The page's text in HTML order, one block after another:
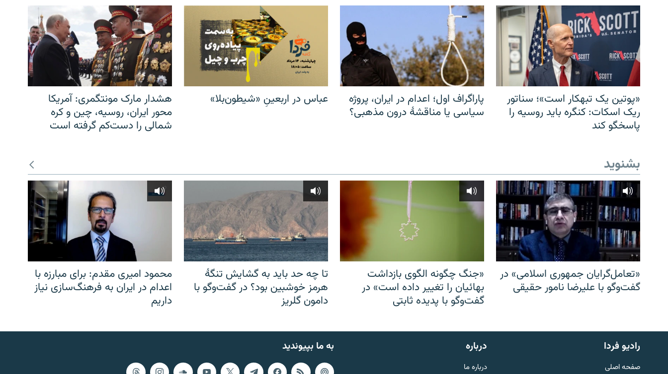
English
به ما بپیوندید
«پوتین یک تبهکار است»؛ سناتور
ریک اسکات: کنگره باید روسیه را
پاسخگو کند
پاراگراف اول؛ اعدام در ایران، پروژه
سیاسی یا مناقشهٔ درون مذهبی؟
عباس در اربعینِ «شیطون‌بلا»
هشدار مارک مونتگمری: آمریکا
محور ایران، روسیه، چین و کره
شمالی را دست‌کم گرفته است
بشنوید
«تعامل‌گرایان جمهوری اسلامی» در
گفت‌وگو با علیرضا نامور حقیقی
«جنگ چگونه الگوی بازداشت
بهائیان را تغییر داده است» در
گفت‌وگو با پدیده ثابتی
تا چه حد باید به گشایش تنگهٔ
هرمز خوشبین بود؟ در گفت‌وگو با
دامون گلریز
محمود امیری مقدم: برای مبارزه با
اعدام در ایران به فرهنگ‌سازی نیاز
داریم
به ما بپیوندید رادیو فردا
صفحه اصلی
درباره
درباره ما